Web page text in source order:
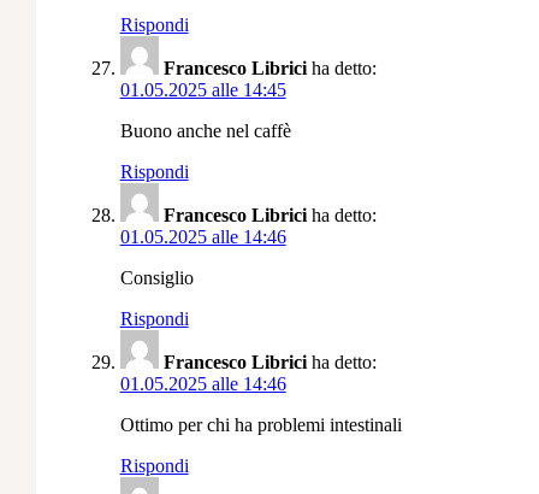
Rispondi
Francesco Librici ha detto:
01.05.2025 alle 14:45
Buono anche nel caffè
Rispondi
Francesco Librici ha detto:
01.05.2025 alle 14:46
Consiglio
Rispondi
Francesco Librici ha detto:
01.05.2025 alle 14:46
Ottimo per chi ha problemi intestinali
Rispondi